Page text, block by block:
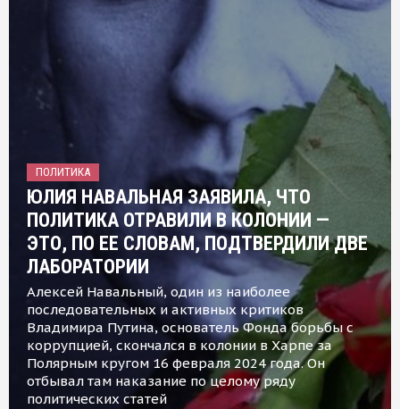
ПОЛИТИКА
ЮЛИЯ НАВАЛЬНАЯ ЗАЯВИЛА, ЧТО
ПОЛИТИКА ОТРАВИЛИ В КОЛОНИИ —
ЭТО, ПО ЕЕ СЛОВАМ, ПОДТВЕРДИЛИ ДВЕ
ЛАБОРАТОРИИ
Алексей Навальный, один из наиболее
последовательных и активных критиков
Владимира Путина, основатель Фонда борьбы с
коррупцией, скончался в колонии в Харпе за
Полярным кругом 16 февраля 2024 года. Он
отбывал там наказание по целому ряду
политических статей